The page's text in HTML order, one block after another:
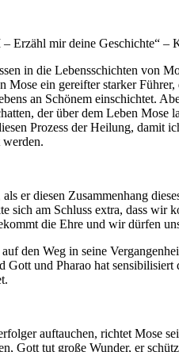
Erzähl mir deine Geschichte“ –
in die Lebensschichten von
Mose ein gereifter starker
an Schönem einschichtet.
der über dem Leben Mose
Prozess der Heilung, damit
er diesen Zusammenhang
sich am Schluss extra, dass wir
die Ehre und wir dürfen
den Weg in seine
Gott und Pharao hat
auftauchen, richtet Mose
Gott tut große Wunder, er